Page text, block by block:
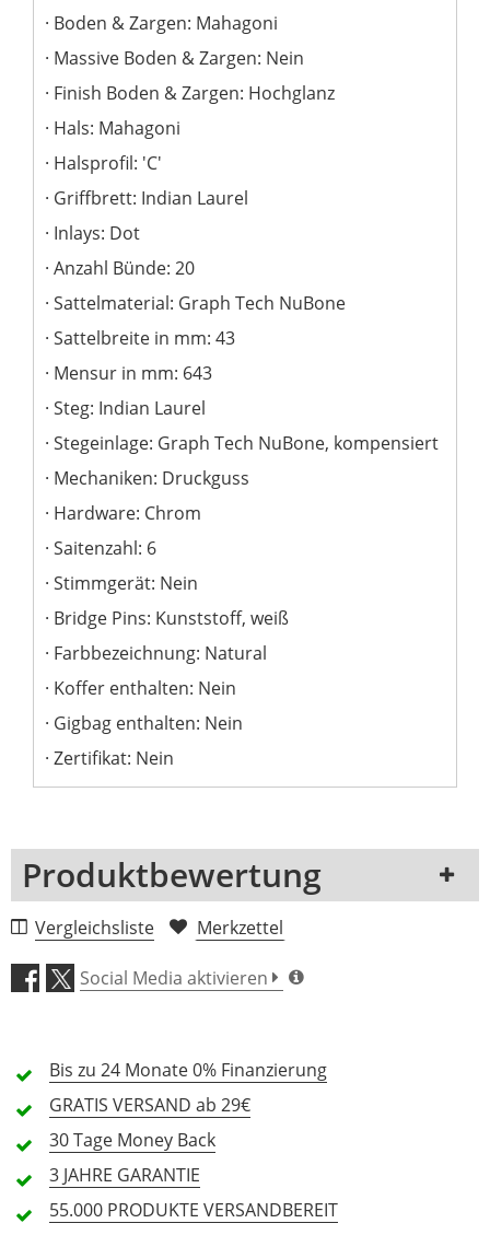
Boden & Zargen: Mahagoni
Massive Boden & Zargen: Nein
Finish Boden & Zargen: Hochglanz
Hals: Mahagoni
Halsprofil: 'C'
Griffbrett: Indian Laurel
Inlays: Dot
Anzahl Bünde: 20
Sattelmaterial: Graph Tech NuBone
Sattelbreite in mm: 43
Mensur in mm: 643
Steg: Indian Laurel
Stegeinlage: Graph Tech NuBone, kompensiert
Mechaniken: Druckguss
Hardware: Chrom
Saitenzahl: 6
Stimmgerät: Nein
Bridge Pins: Kunststoff, weiß
Farbbezeichnung: Natural
Koffer enthalten: Nein
Gigbag enthalten: Nein
Zertifikat: Nein
Produktbewertung
1 Rezension
5 Sterne
4 Sterne
2 Sterne
1 Sterne
Alle Sprachen
Vergleichsliste Merkzettel
Social Media aktivieren
Bis zu 24 Monate0% Finanzierung
GRATIS VERSAND ab 29€
30 Tage Money Back
3 JAHRE GARANTIE
55.000 PRODUKTE VERSANDBEREIT